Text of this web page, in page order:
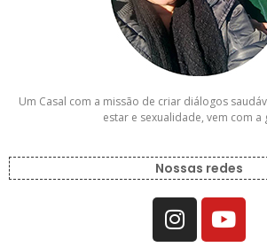
Um Casal com a missão de criar diálogos
estar e sexualidade, vem com a
Nossas redes